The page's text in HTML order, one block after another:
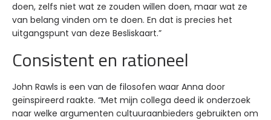
doen, zelfs niet wat ze zouden willen doen, maar wat ze
van belang vinden om te doen. En dat is precies het
uitgangspunt van deze Besliskaart.”
Consistent en rationeel
John Rawls is een van de filosofen waar Anna door
geïnspireerd raakte. “Met mijn collega deed ik onderzoek
naar welke argumenten cultuuraanbieders gebruikten om